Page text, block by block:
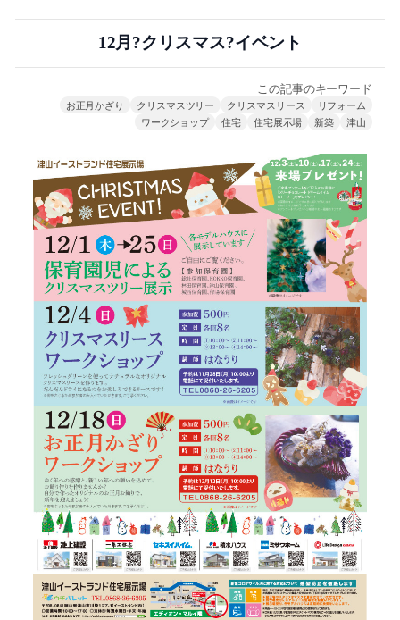
12月?クリスマス?イベント
この記事のキーワード
お正月かざり クリスマスツリー クリスマスリース
リフォーム
ワークショップ
住宅 住宅展示場 新築 津山